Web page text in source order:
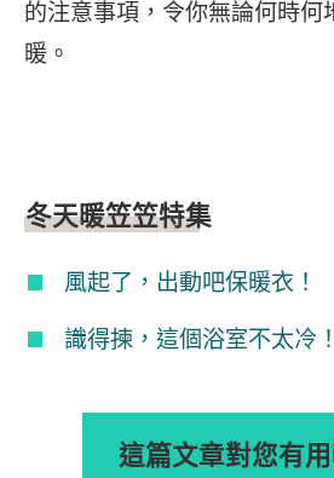
的注意事項，令你無論何時何
暖。
冬天暖笠笠特集
風起了，出動吧保暖衣！
識得揀，這個浴室不太冷！
這篇文章對您有用